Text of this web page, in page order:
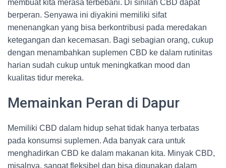
membuat kita merasa terbebani. Di sinilah CBD dapat
berperan. Senyawa ini diyakini memiliki sifat
menenangkan yang bisa berkontribusi pada meredakan
ketegangan dan kecemasan. Bagi sebagian orang, cukup
dengan menambahkan suplemen CBD ke dalam rutinitas
harian sudah cukup untuk meningkatkan mood dan
kualitas tidur mereka.
Memainkan Peran di Dapur
Memiliki CBD dalam hidup sehat tidak hanya terbatas
pada konsumsi suplemen. Ada banyak cara untuk
menghadirkan CBD ke dalam makanan kita. Minyak CBD,
misalnya, sangat fleksibel dan bisa digunakan dalam